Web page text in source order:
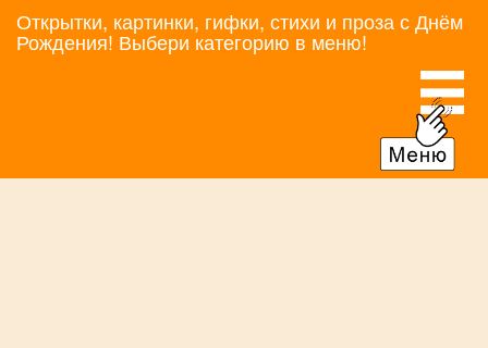
Открытки, картинки, гифки, стихи и проза с Днём
Рождения! Выбери категорию в меню!